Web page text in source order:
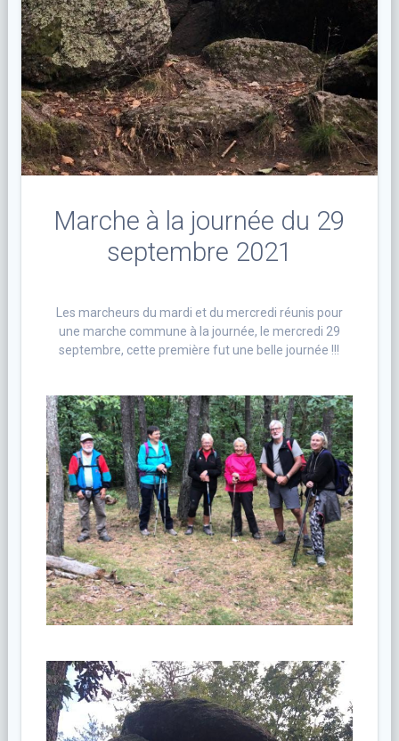
Marche à la journée du 29
septembre 2021
Les marcheurs du mardi et du mercredi réunis pour
une marche commune à la journée, le mercredi 29
septembre, cette première fut une belle journée !!!